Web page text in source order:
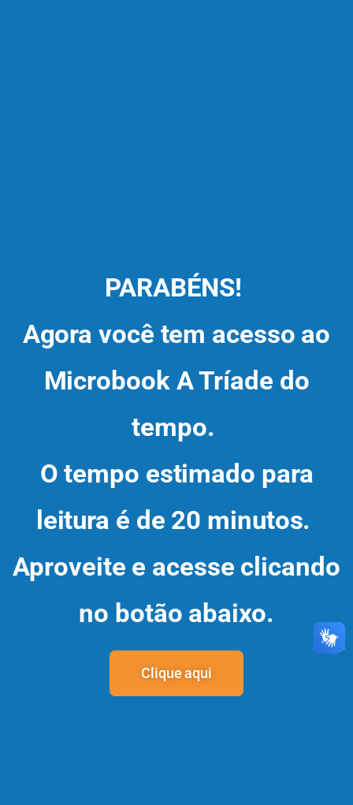
PARABÉNS!
Agora você tem acesso ao
Microbook A Tríade do
tempo.
O tempo estimado para
leitura é de 20 minutos.
Aproveite e acesse clicando
no botão abaixo.
Clique aqui